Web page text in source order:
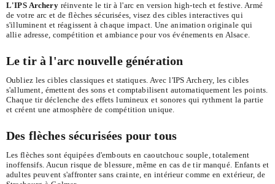
L'IPS Archeryréinvente le tir à l'arc en version high-tech et festive. Armé
de votre arc et de flèches sécurisées, visez des cibles interactives qui
s'illuminent et réagissent à chaque impact. Une animation originale qui
allie adresse, compétition et ambiance pour vos événements en Alsace.
Le tir à l'arc nouvelle génération
Oubliez les cibles classiques et statiques. Avec l'IPS Archery, les cibles
s'allument, émettent des sons et comptabilisent automatiquement les points.
Chaque tir déclenche des effets lumineux et sonores qui rythment la partie
et créent une atmosphère de compétition unique.
Des flèches sécurisées pour tous
Les flèches sont équipées d'embouts en caoutchouc souple, totalement
inoffensifs. Aucun risque de blessure, même en cas de tir manqué. Enfants et
adultes peuvent s'affronter sans crainte, en intérieur comme en extérieur, de